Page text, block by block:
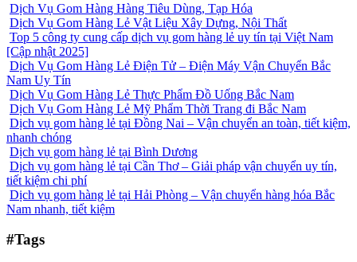
Dịch Vụ Gom Hàng Hàng Tiêu Dùng, Tạp Hóa
Dịch Vụ Gom Hàng Lẻ Vật Liệu Xây Dựng, Nội Thất
Top 5 công ty cung cấp dịch vụ gom hàng lẻ uy tín tại Việt Nam
[Cập nhật 2025]
Dịch Vụ Gom Hàng Lẻ Điện Tử – Điện Máy Vận Chuyển Bắc
Nam Uy Tín
Dịch Vụ Gom Hàng Lẻ Thực Phẩm Đồ Uống Bắc Nam
Dịch Vụ Gom Hàng Lẻ Mỹ Phẩm Thời Trang đi Bắc Nam
Dịch vụ gom hàng lẻ tại Đồng Nai – Vận chuyển an toàn, tiết kiệm,
nhanh chóng
Dịch vụ gom hàng lẻ tại Bình Dương
Dịch vụ gom hàng lẻ tại Cần Thơ – Giải pháp vận chuyển uy tín,
tiết kiệm chi phí
Dịch vụ gom hàng lẻ tại Hải Phòng – Vận chuyển hàng hóa Bắc
Nam nhanh, tiết kiệm
#Tags